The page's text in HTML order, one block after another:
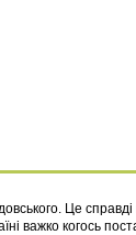
Це справді
важко когось